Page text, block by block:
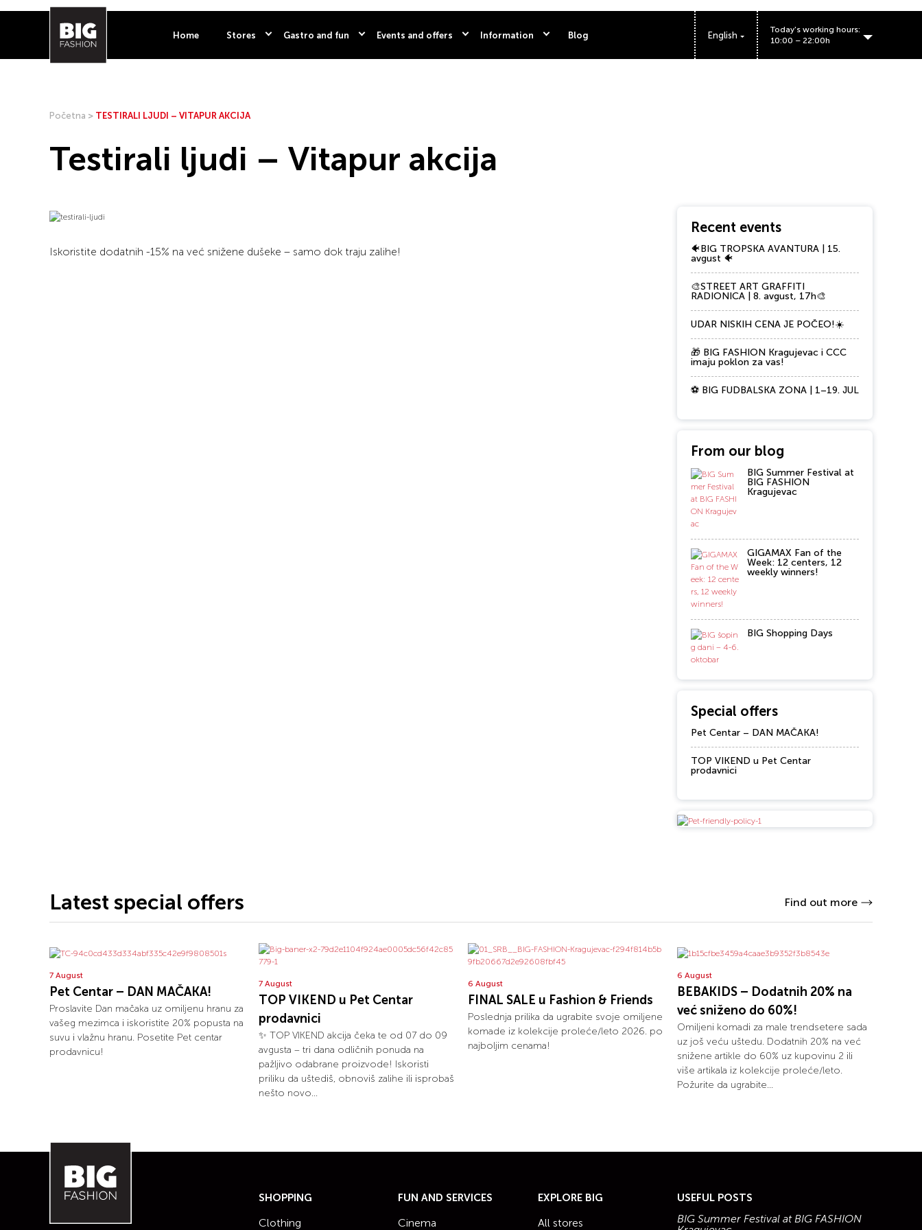
Home Stores Gastro and fun Events and offers Information Blog English
Today's working hours:
10:00 – 22:00h
Početna > TESTIRALI LJUDI – VITAPUR AKCIJA
Testirali ljudi – Vitapur akcija
Iskoristite dodatnih -15% na već snižene dušeke – samo dok traju zalihe!
Recent events
🐠BIG TROPSKA AVANTURA | 15.
avgust 🐠
🎨STREET ART GRAFFITI
RADIONICA | 8. avgust, 17h🎨
UDAR NISKIH CENA JE POČEO!☀️
🎁 BIG FASHION Kragujevac i CCC
imaju poklon za vas!
⚽ BIG FUDBALSKA ZONA | 1–19. JUL
From our blog
BIG Summer Festival at
BIG FASHION
Kragujevac
GIGAMAX Fan of the
Week: 12 centers, 12
weekly winners!
BIG Shopping Days
Special offers
Pet Centar – DAN MAČAKA!
TOP VIKEND u Pet Centar
prodavnici
Latest special offers Find out more
7 August
Pet Centar – DAN MAČAKA!
Proslavite Dan mačaka uz omiljenu hranu za
vašeg mezimca i iskoristite 20% popusta na
suvu i vlažnu hranu. Posetite Pet centar
prodavnicu!
7 August
TOP VIKEND u Pet Centar
prodavnici
✨ TOP VIKEND akcija čeka te od 07 do 09
avgusta – tri dana odličnih ponuda na
pažljivo odabrane proizvode! Iskoristi
priliku da uštediš, obnoviš zalihe ili isprobaš
nešto novo...
6 August
FINAL SALE u Fashion & Friends
Poslednja prilika da ugrabite svoje omiljene
komade iz kolekcije proleće/leto 2026. po
najboljim cenama!
6 August
BEBAKIDS – Dodatnih 20% na
već sniženo do 60%!
Omiljeni komadi za male trendsetere sada
uz još veću uštedu. Dodatnih 20% na već
snižene artikle do 60% uz kupovinu 2 ili
više artikala iz kolekcije proleće/leto.
Požurite da ugrabite...
SHOPPING
Clothing
FUN AND SERVICES
Cinema
EXPLORE BIG
All stores
USEFUL POSTS
BIG Summer Festival at BIG FASHION